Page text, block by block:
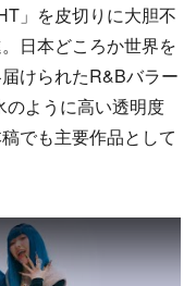
」を皮切りに大胆不
日本どころか世界を
けられたR&Bバラー
のように高い透明度
でも主要作品として